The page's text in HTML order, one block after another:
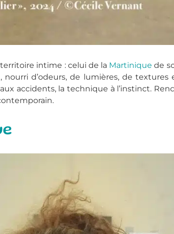
intime : celui de la Martinique de
nourri d’odeurs, de lumières, de
accidents, la technique à l’instinct.